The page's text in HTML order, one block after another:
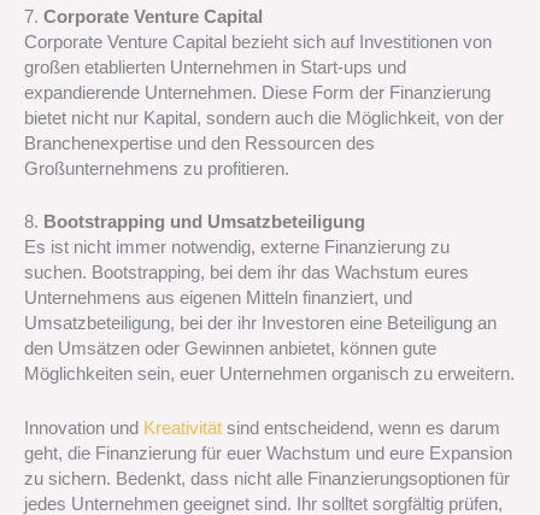
7. Corporate Venture Capital
Corporate Venture Capital bezieht sich auf Investitionen von
großen etablierten Unternehmen in Start-ups und
expandierende Unternehmen. Diese Form der Finanzierung
bietet nicht nur Kapital, sondern auch die Möglichkeit, von der
Branchenexpertise und den Ressourcen des
Großunternehmens zu profitieren.
8. Bootstrapping und Umsatzbeteiligung
Es ist nicht immer notwendig, externe Finanzierung zu
suchen. Bootstrapping, bei dem ihr das Wachstum eures
Unternehmens aus eigenen Mitteln finanziert, und
Umsatzbeteiligung, bei der ihr Investoren eine Beteiligung an
den Umsätzen oder Gewinnen anbietet, können gute
Möglichkeiten sein, euer Unternehmen organisch zu erweitern.
Innovation und Kreativität sind entscheidend, wenn es darum
geht, die Finanzierung für euer Wachstum und eure Expansion
zu sichern. Bedenkt, dass nicht alle Finanzierungsoptionen für
jedes Unternehmen geeignet sind. Ihr solltet sorgfältig prüfen,